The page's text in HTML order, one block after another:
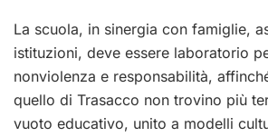
La scuola, in sinergia con famiglie,
istituzioni, deve essere laboratorio
nonviolenza e responsabilità,
quello di Trasacco non trovino più
vuoto educativo, unito a modelli